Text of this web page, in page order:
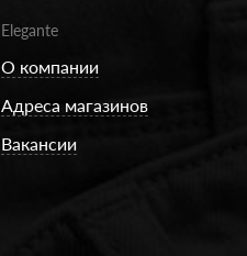
Elegante
О компании
Адреса магазинов
Вакансии